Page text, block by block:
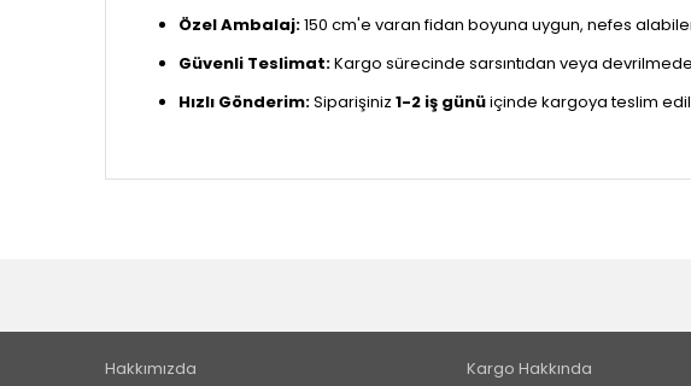
Özel Ambalaj:150 cm'e varan fidan boyuna uygun, nefes
Güvenli Teslimat:Kargo sürecinde sarsıntıdan veya
Hızlı Gönderim:Siparişiniz 1-2 iş günüiçinde kargoya teslim
Hakkımızda Kargo Hakkında